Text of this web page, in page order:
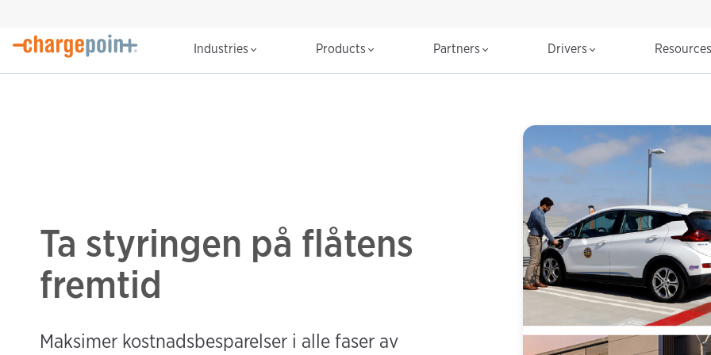
Industries Products Partners Drivers
Ta styringen på flåtens
fremtid
Maksimer kostnadsbesparelser i alle faser av